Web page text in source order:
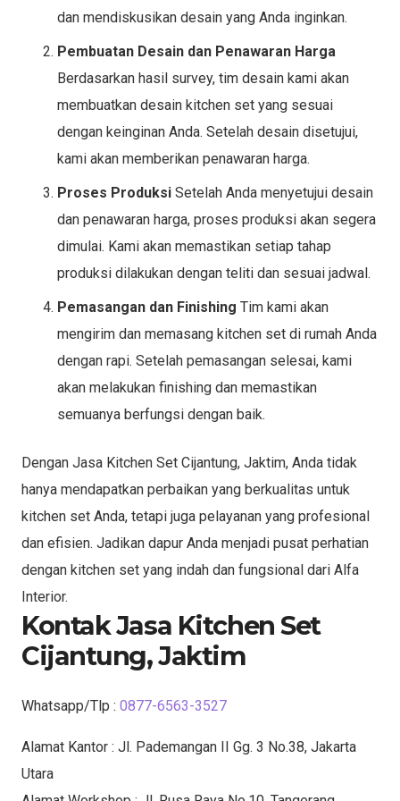
dan mendiskusikan desain yang Anda inginkan.
Pembuatan Desain dan Penawaran Harga
Berdasarkan hasil survey, tim desain kami akan
membuatkan desain kitchen set yang sesuai
dengan keinginan Anda. Setelah desain disetujui,
kami akan memberikan penawaran harga.
Proses Produksi Setelah Anda menyetujui desain
dan penawaran harga, proses produksi akan segera
dimulai. Kami akan memastikan setiap tahap
produksi dilakukan dengan teliti dan sesuai jadwal.
Pemasangan dan Finishing Tim kami akan
mengirim dan memasang kitchen set di rumah Anda
dengan rapi. Setelah pemasangan selesai, kami
akan melakukan finishing dan memastikan
semuanya berfungsi dengan baik.
Dengan Jasa Kitchen Set Cijantung, Jaktim, Anda tidak
hanya mendapatkan perbaikan yang berkualitas untuk
kitchen set Anda, tetapi juga pelayanan yang profesional
dan efisien. Jadikan dapur Anda menjadi pusat perhatian
dengan kitchen set yang indah dan fungsional dari Alfa
Interior.
Kontak Jasa Kitchen Set
Cijantung, Jaktim
Whatsapp/Tlp : 0877-6563-3527
Alamat Kantor : Jl. Pademangan II Gg. 3 No.38, Jakarta
Utara